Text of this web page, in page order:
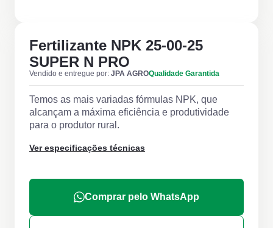
Fertilizante NPK 25-00-25
SUPER N PRO
Vendido e entregue por: JPA AGROQualidade Garantida
Temos as mais variadas fórmulas NPK, que
alcançam a máxima eficiência e produtividade
para o produtor rural.
Ver especificações técnicas
Comprar pelo WhatsApp